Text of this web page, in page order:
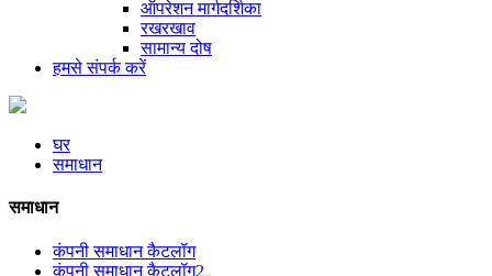
ऑपरेशन मार्गदर्शिका
रखरखाव
सामान्य दोष
हमसे संपर्क करें
घर
समाधान
समाधान
कंपनी समाधान कैटलॉग
कंपनी समाधान कैटलॉग2